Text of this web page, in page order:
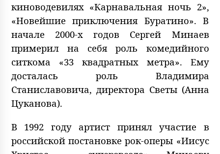
киноводевилях «Карнавальная ночь 2»,
«Новейшие приключения Буратино». В
начале 2000-х годов Сергей Минаев
примерил на себя роль комедийного
ситкома «33 квадратных метра». Ему
досталась роль Владимира
Станиславовича, директора Светы (Анна
Цуканова).
В 1992 году артист принял участие в
российской постановке рок-оперы «Иисус